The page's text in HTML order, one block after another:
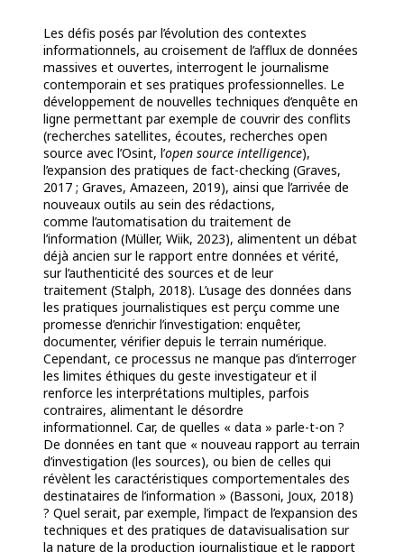
Les défis posés par l’évolution des contextes
informationnels, au croisement de l’afflux de données
massives et ouvertes, interrogent le journalisme
contemporain et ses pratiques professionnelles. Le
développement de nouvelles techniques d’enquête en
ligne permettant parexemple de couvrir des conflits
(recherches satellites, écoutes, recherches open
source avec l’Osint, l’open source intelligence),
l’expansion des pratiques de fact-checking (Graves,
2017 ; Graves, Amazeen, 2019), ainsi que l’arrivée de
nouveaux outils au sein des rédactions,
comme l’automatisation du traitement de
l’information (Müller, Wiik, 2023), alimentent un débat
déjà ancien sur le rapport entre données et vérité,
surl’authenticité des sources et de leur
traitement (Stalph, 2018). L’usage des données dans
les pratiques journalistiques est perçu comme une
promesse d’enrichir l’investigation: enquêter,
documenter, vérifier depuis le terrain numérique.
Cependant, ce processus ne manque pas d’interroger
les limites éthiques du geste investigateur et il
renforce les interprétations multiples, parfois
contraires, alimentant le désordre
informationnel. Car, de quelles « data » parle-t-on ?
De données en tant que « nouveau rapport au terrain
d’investigation (les sources), ou bien de celles qui
révèlent les caractéristiques comportementales des
destinataires de l’information » (Bassoni, Joux, 2018)
? Quel serait, parexemple, l’impact de l’expansion des
techniques et des pratiques de datavisualisation sur
la nature de la production journalistique et le rapport